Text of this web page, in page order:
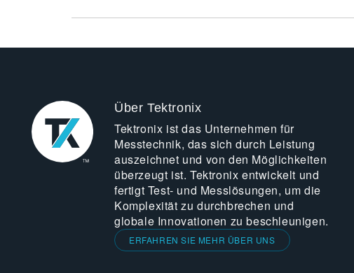
Über Tektronix
Tektronix ist das Unternehmen für
Messtechnik, das sich durch Leistung
auszeichnet und von den Möglichkeiten
überzeugt ist. Tektronix entwickelt und
fertigt Test- und Messlösungen, um die
Komplexität zu durchbrechen und
globale Innovationen zu beschleunigen.
ERFAHREN SIE MEHR ÜBER UNS